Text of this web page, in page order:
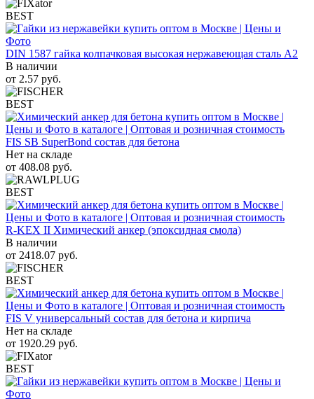
BEST
DIN 1587 гайка колпачковая высокая нержавеющая сталь А2
В наличии
от 2.57 руб.
BEST
FIS SB SuperBond состав для бетона
Нет на складе
от 408.08 руб.
BEST
R-KEX II Химический анкер (эпоксидная смола)
В наличии
от 2418.07 руб.
BEST
FIS V универсальный состав для бетона и кирпича
Нет на складе
от 1920.29 руб.
BEST